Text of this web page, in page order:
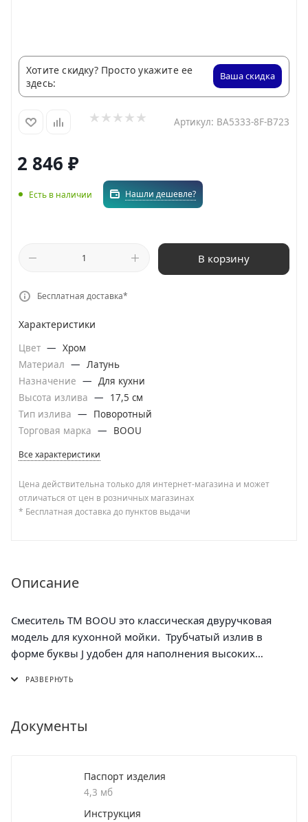
Хотите скидку? Просто укажите ее
здесь:
Ваша скидка
Артикул: BA5333-8F-B723
2 846 ₽
Есть в наличии Нашли дешевле?
В корзину
Бесплатная доставка*
Характеристики
Цвет — Хром
Материал — Латунь
Назначение — Для кухни
Высота излива —
17,5 см
Тип излива —
Поворотный
Торговая марка — BOOU
Все характеристики
Цена действительна только для интернет-магазина и может
отличаться от цен в розничных магазинах
* Бесплатная доставка до пунктов выдачи
Описание
Смеситель ТМ BOOU это классическая двуручковая
модель для кухонной мойки. Трубчатый излив в
форме буквы J удобен для наполнения высоких
необходимости он поворачивается на 360°,
выполнения бытовых задач.
Выполнен из Латуни высокой марки, что является
BOOU создают плавность и точ-ность регулировки
напора и температуры воды.
В комплекте мы предоставляем монтажный ключ для
Документы
Паспорт изделия
4,3 мб
Инструкция